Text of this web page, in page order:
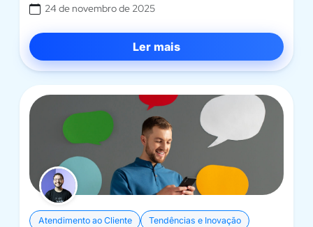
24 de novembro de 2025
Ler mais
Atendimento ao Cliente Tendências e Inovação